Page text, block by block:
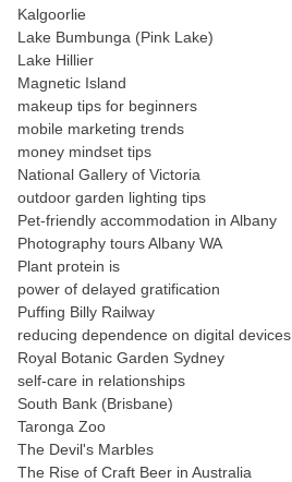
Kalgoorlie
Lake Bumbunga (Pink Lake)
Lake Hillier
Magnetic Island
makeup tips for beginners
mobile marketing trends
money mindset tips
National Gallery of Victoria
outdoor garden lighting tips
Pet-friendly accommodation in Albany
Photography tours Albany WA
Plant protein is
power of delayed gratification
Puffing Billy Railway
reducing dependence on digital devices
Royal Botanic Garden Sydney
self-care in relationships
South Bank (Brisbane)
Taronga Zoo
The Devil's Marbles
The Rise of Craft Beer in Australia